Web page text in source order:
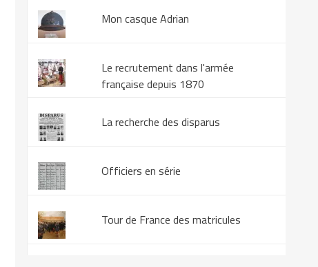
Mon casque Adrian
Le recrutement dans l'armée
française depuis 1870
La recherche des disparus
Officiers en série
Tour de France des matricules